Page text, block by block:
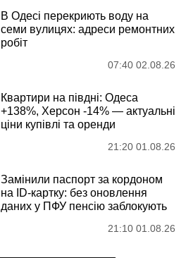
В Одесі перекриють воду на
семи вулицях: адреси ремонтних
робіт
07:40 02.08.26
Квартири на півдні: Одеса
+138%, Херсон -14% — актуальні
ціни купівлі та оренди
21:20 01.08.26
Замінили паспорт за кордоном
на ID-картку: без оновлення
даних у ПФУ пенсію заблокують
21:10 01.08.26